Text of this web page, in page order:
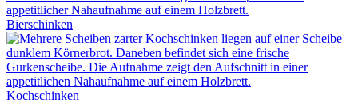
Bierschinken
Kochschinken